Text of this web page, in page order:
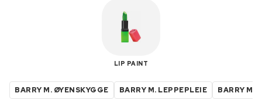
LIP PAINT
BARRY M. ØYENSKYGGE BARRY M. LEPPEPLEIE BARRY M.